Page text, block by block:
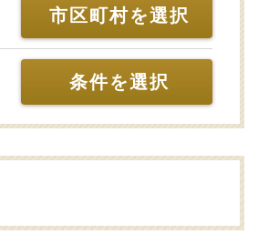
市区町村を選択
条件を選択